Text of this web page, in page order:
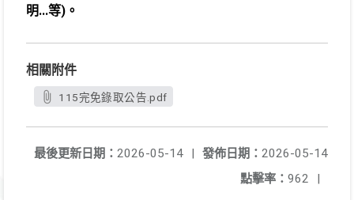
明...等)。
相關附件
115完免錄取公告.pdf
發佈日期： 2026-05-14
最後更新日期： 2026-05-14
|
點擊率： 962 |